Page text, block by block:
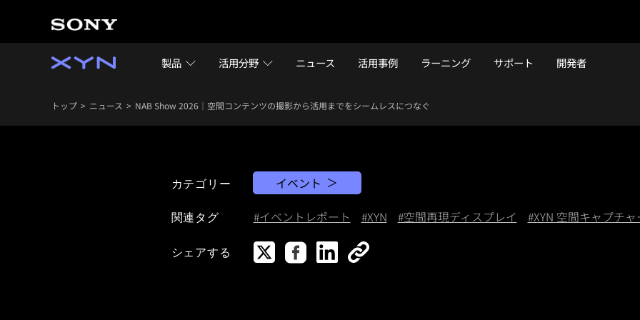
製品 活用分野 ニュース 活用事例 ラーニング サポート 開発者
トップ ニュース NAB Show 2026｜空間コンテンツの撮影から活用までをシームレスにつなぐ
カテゴリー イベント
関連タグ #イベントレポート #XYN #空間再現ディスプレイ #XYN 空間キャプチ
シェアする